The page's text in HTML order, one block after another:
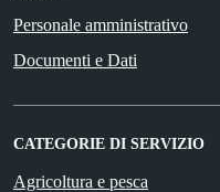
Personale amministrativo
Documenti e Dati
CATEGORIE DI SERVIZIO
Agricoltura e pesca